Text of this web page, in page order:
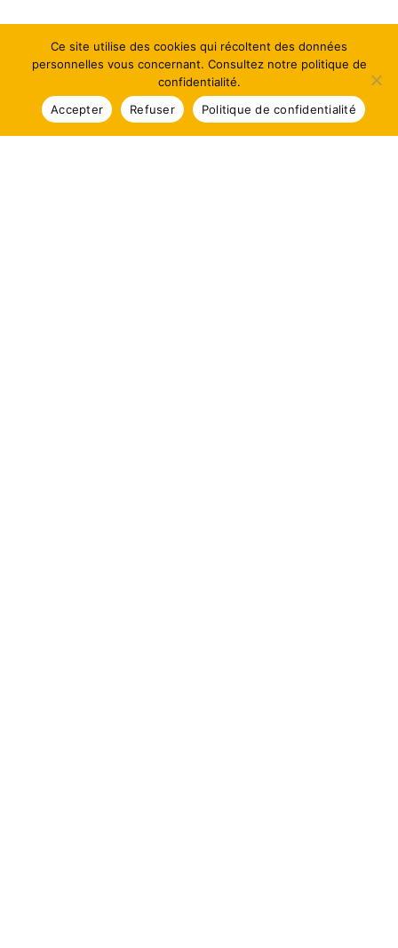
Ce site utilise des cookies qui récoltent des données
personnelles vous concernant. Consultez notre politique de
confidentialité.
Accepter
Refuser Politique de confidentialité